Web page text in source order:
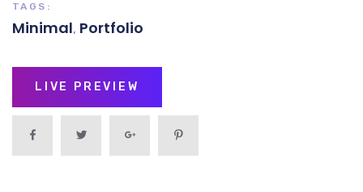
TAGS:
Minimal, Portfolio
LIVE PREVIEW